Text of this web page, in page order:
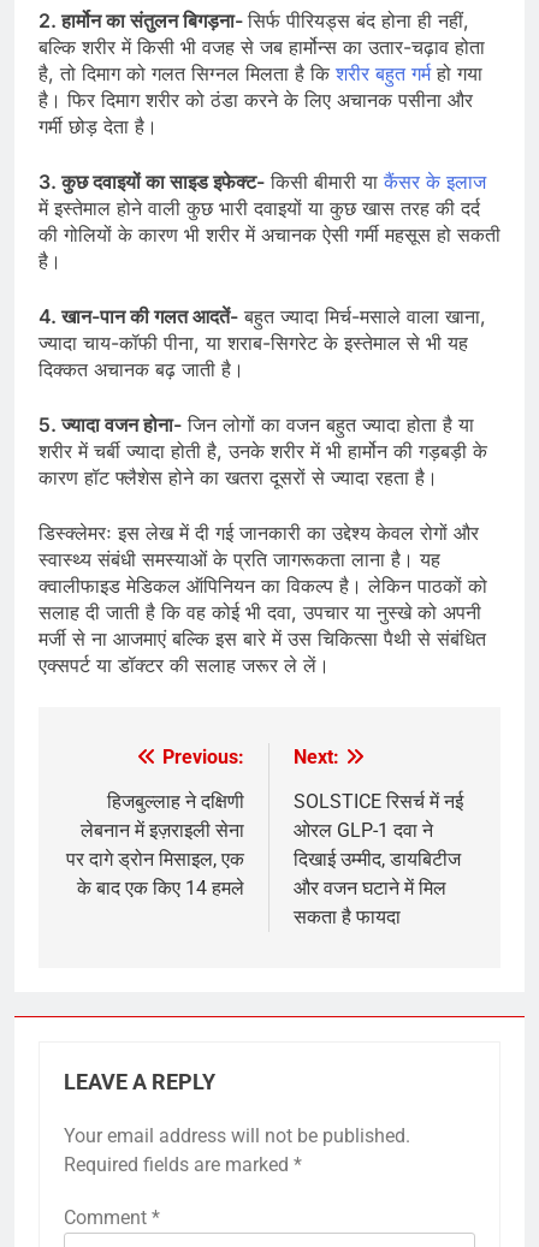
2. हार्मोन का संतुलन बिगड़ना-सिर्फ पीरियड्स बंद होना ही नहीं,
बल्कि शरीर में किसी भी वजह से जब हार्मोन्स का उतार-चढ़ाव होता
है, तो दिमाग को गलत सिग्नल मिलता है किशरीर बहुत गर्महो गया
है। फिर दिमाग शरीर को ठंडा करने के लिए अचानक पसीना और
गर्मी छोड़ देता है।
3. कुछ दवाइयों का साइड इफेक्ट- किसी बीमारी या कैंसर के इलाज
में इस्तेमाल होने वाली कुछ भारी दवाइयों या कुछ खास तरह की दर्द
की गोलियों के कारण भी शरीर में अचानक ऐसी गर्मी महसूस हो सकती
है।
4. खान-पान की गलत आदतें- बहुत ज्यादा मिर्च-मसाले वाला खाना,
ज्यादा चाय-कॉफी पीना, या शराब-सिगरेट के इस्तेमाल से भी यह
दिक्कत अचानक बढ़ जाती है।
5. ज्यादा वजन होना- जिन लोगों का वजन बहुत ज्यादा होता है या
शरीर में चर्बी ज्यादा होती है, उनके शरीर में भी हार्मोन की गड़बड़ी के
कारण हॉट फ्लैशेस होने का खतरा दूसरों से ज्यादा रहता है।
डिस्क्लेमरः इस लेख में दी गई जानकारी का उद्देश्य केवल रोगों और
स्वास्थ्य संबंधी समस्याओं के प्रति जागरूकता लाना है। यह
क्वालीफाइड मेडिकल ऑपिनियन का विकल्प है। लेकिन पाठकों को
सलाह दी जाती है कि वह कोई भी दवा, उपचार या नुस्खे को अपनी
मर्जी से ना आजमाएं बल्कि इस बारे में उस चिकित्सा पैथी से संबंधित
एक्सपर्ट या डॉक्टर की सलाह जरूर ले लें।
navigation
Previous:
हिजबुल्लाह ने दक्षिणी
लेबनान में इज़राइली सेना
पर दागे ड्रोन मिसाइल, एक
के बाद एक किए 14 हमले
Next:
SOLSTICE रिसर्च में नई
ओरल GLP-1 दवा ने
दिखाई उम्मीद, डायबिटीज
और वजन घटाने में मिल
सकता है फायदा
LEAVE A REPLY
Your email address will not be published.
Required fields are marked *
Comment *